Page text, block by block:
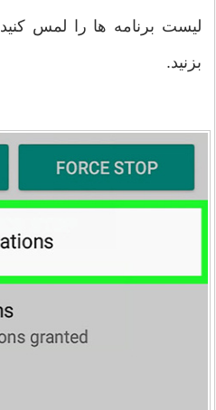
بزنید.